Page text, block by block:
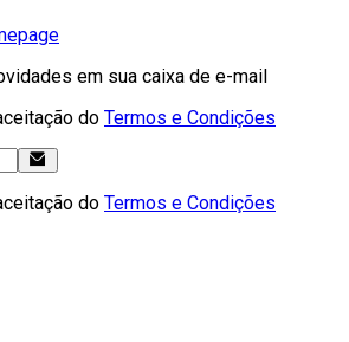
em sua caixa de e-mail
do Termos e Condições
do Termos e Condições